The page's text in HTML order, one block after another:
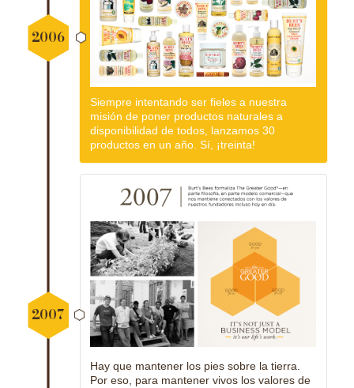
2006
Siempre intentando ser fieles a nuestra
misión de poner productos naturales a
disponibilidad de todos, lanzamos 30
productos en un año. Sí, ¡treinta!
2007
Hay que mantener los pies sobre la tierra.
Por eso, para mantener vivos los valores de